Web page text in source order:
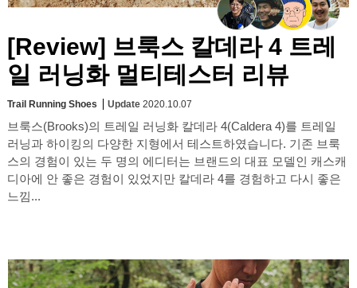
[Review] 브룩스 칼데라 4 트레
일 러닝화 멀티테스터 리뷰
Trail Running Shoes Update 2020.10.07
브룩스(Brooks)의 트레일 러닝화 칼데라 4(Caldera 4)를 트레일
러닝과 하이킹의 다양한 지형에서 테스트하였습니다. 기존 브룩
스의 경험이 있는 두 명의 에디터는 브랜드의 대표 모델인 캐스캐
디아에 안 좋은 경험이 있었지만 칼데라 4를 경험하고 다시 좋은
느낌...